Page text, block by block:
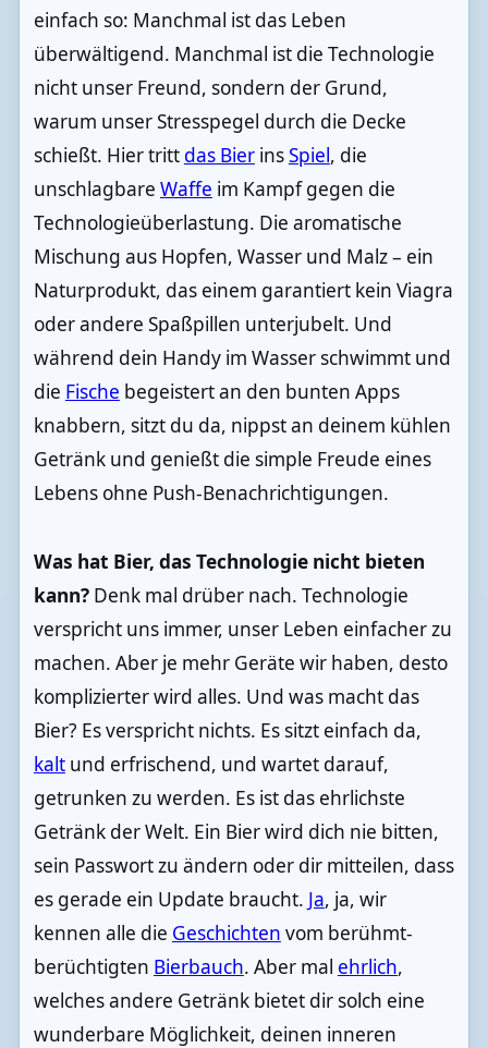
einfach so: Manchmal ist das Leben
überwältigend. Manchmal ist die Technologie
nicht unser Freund, sondern der Grund,
warum unser Stresspegel durch die Decke
schießt. Hier tritt das BierinsSpiel, die
unschlagbare Waffe im Kampf gegen die
Technologieüberlastung. Die aromatische
Mischung aus Hopfen, Wasser und Malz – ein
Naturprodukt, das einem garantiert kein Viagra
oder andere Spaßpillen unterjubelt. Und
während dein Handy im Wasser schwimmt und
die Fische begeistert an den bunten Apps
knabbern, sitzt du da, nippst an deinem kühlen
Getränk und genießt die simple Freude eines
Lebens ohne Push-Benachrichtigungen.
Was hat Bier, das Technologie nicht bieten
kann?Denk mal drüber nach. Technologie
verspricht uns immer, unser Leben einfacher zu
machen. Aber je mehr Geräte wir haben, desto
komplizierter wird alles. Und was macht das
Bier? Es verspricht nichts. Es sitzt einfach da,
kaltund erfrischend, und wartet darauf,
getrunken zu werden. Es ist das ehrlichste
Getränk der Welt. Ein Bier wird dich nie bitten,
sein Passwort zu ändern oder dir mitteilen, dass
es gerade ein Update braucht. Ja, ja, wir
kennen alle die Geschichten vom berühmt-
berüchtigten Bierbauch. Aber mal ehrlich,
welches andere Getränk bietet dir solch eine
wunderbare Möglichkeit, deinen inneren